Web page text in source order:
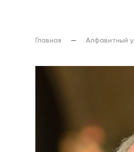
Главная Алфавитный